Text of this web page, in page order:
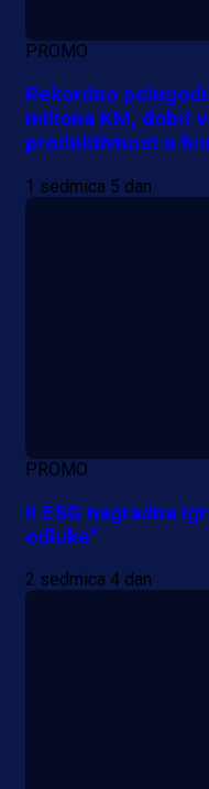
PROMO
Rekordno
miliona KM, dobit
produktivnost u
1 sedmica 5 dan
PROMO
II ESG nagradna
odluke"
2 sedmica 4 dan